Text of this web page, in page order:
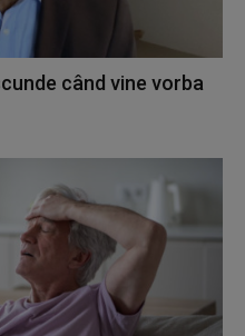
când vine vorba